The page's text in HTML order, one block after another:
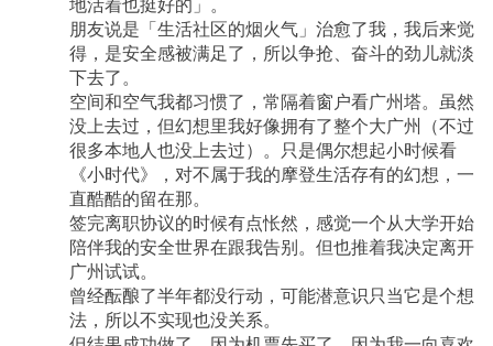
朋友说是「生活社区的烟火气」治愈了我，我后来觉
得，是安全感被满足了，所以争抢、奋斗的劲儿就淡
下去了。
空间和空气我都习惯了，常隔着窗户看广州塔。虽然
没上去过，但幻想里我好像拥有了整个大广州（不过
很多本地人也没上去过）。只是偶尔想起小时候看
《小时代》，对不属于我的摩登生活存有的幻想，一
直酷酷的留在那。
签完离职协议的时候有点怅然，感觉一个从大学开始
陪伴我的安全世界在跟我告别。但也推着我决定离开
广州试试。
曾经酝酿了半年都没行动，可能潜意识只当它是个想
法，所以不实现也没关系。